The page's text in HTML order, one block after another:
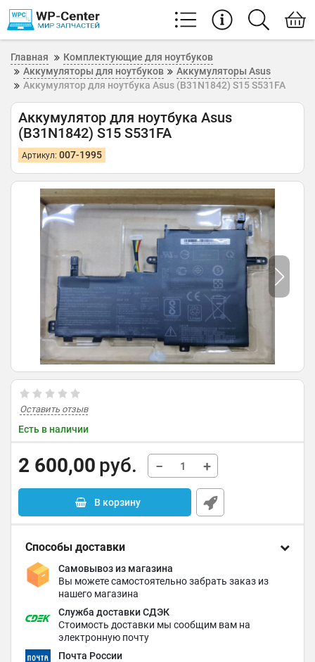
Главная
Комплектующие для ноутбуков
Аккумуляторы для ноутбуков
Аккумуляторы Asus
Аккумулятор для ноутбука Asus (B31N1842) S15 S531FA
Аккумулятор для ноутбука Asus
(B31N1842) S15 S531FA
Артикул: 007-1995
Оставить отзыв
Есть в наличии
2 600,00 руб. − +
В корзину
Способы доставки
Самовывоз из магазина
Вы можете самостоятельно забрать заказ из
нашего магазина
Служба доставки СДЭК
Стоимость доставки мы сообщим вам на
электронную почту
Почта России